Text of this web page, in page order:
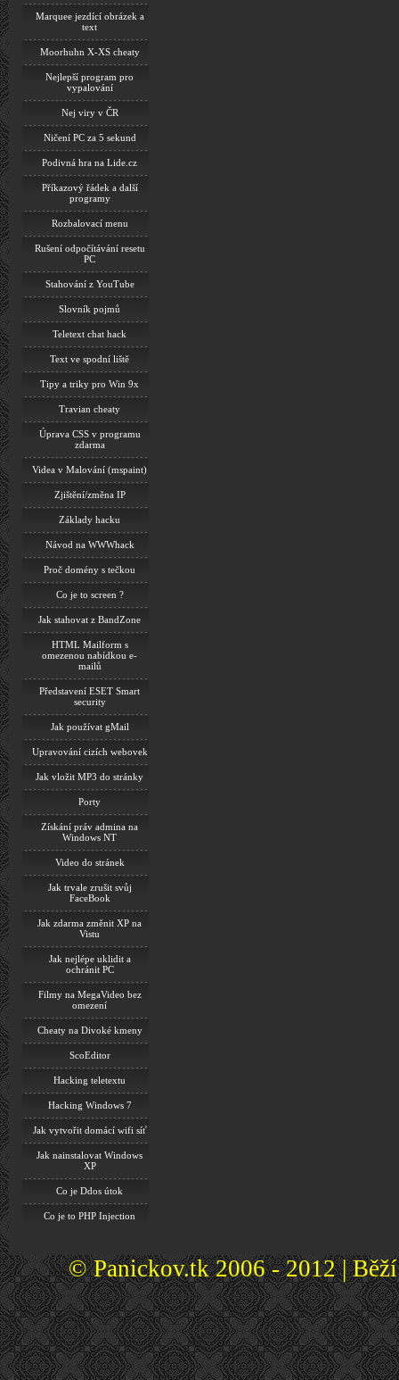
Marquee jezdící obrázek a
text
Moorhuhn X-XS cheaty
Nejlepší program pro
vypalování
Nej viry v ČR
Ničení PC za 5 sekund
Podivná hra na Lide.cz
Příkazový řádek a další
programy
Rozbalovací menu
Rušení odpočítávání resetu
PC
Stahování z YouTube
Slovník pojmů
Teletext chat hack
Text ve spodní liště
Tipy a triky pro Win 9x
Travian cheaty
Úprava CSS v programu
zdarma
Videa v Malování (mspaint)
Zjištění/změna IP
Základy hacku
Návod na WWWhack
Proč domény s tečkou
Co je to screen ?
Jak stahovat z BandZone
HTML Mailform s
omezenou nabídkou e-
mailů
Představení ESET Smart
security
Jak používat gMail
Upravování cizích webovek
Jak vložit MP3 do stránky
Porty
Získání práv admina na
Windows NT
Video do stránek
Jak trvale zrušit svůj
FaceBook
Jak zdarma změnit XP na
Vistu
Jak nejlépe uklidit a
ochránit PC
Filmy na MegaVideo bez
omezení
Cheaty na Divoké kmeny
ScoEditor
Hacking teletextu
Hacking Windows 7
Jak vytvořit domácí wifi síť
Jak nainstalovat Windows
XP
Co je Ddos útok
Co je to PHP Injection
© Panickov.tk 2006 - 2012 |